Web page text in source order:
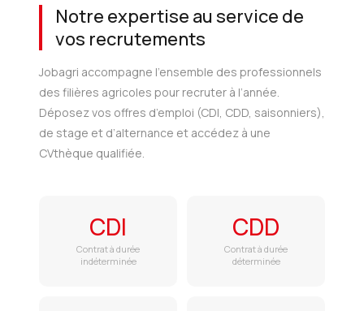
Notre expertise au service de
vos recrutements
Jobagri accompagne l’ensemble des professionnels
des filières agricoles pour recruter à l’année.
Déposez vos offres d’emploi (CDI, CDD, saisonniers),
de stage et d’alternance et accédez à une
CVthèque qualifiée.
CDI
Contrat à durée
indéterminée
CDD
Contrat à durée
déterminée